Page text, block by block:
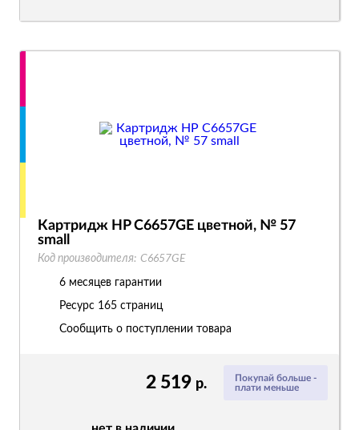
Покупай больше -
плати меньше
2 519 р.
Картридж HP C6657GE цветной, № 57
small
Код производителя: C6657GE
6 месяцев гарантии
Ресурс 165 страниц
Сообщить о поступлении товара